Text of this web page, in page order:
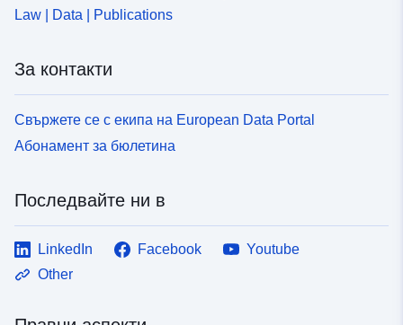
Law | Data | Publications
За контакти
Свържете се с екипа на European Data Portal
Абонамент за бюлетина
Последвайте ни в
LinkedIn Facebook
Youtube
Other